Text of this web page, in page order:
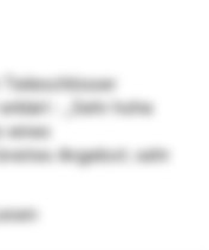
: „Sehr hohe
eines
Angebot; sehr